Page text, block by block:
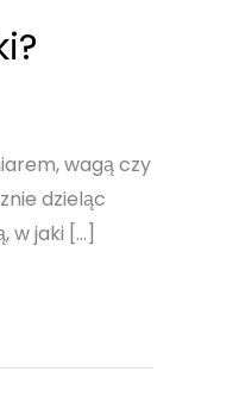
wagą czy
dzieląc
w jaki […]